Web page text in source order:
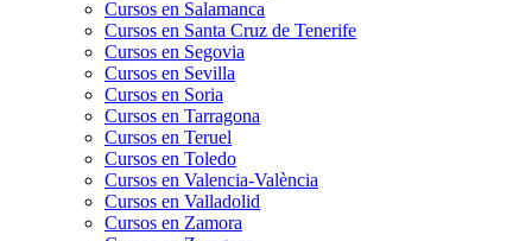
Cursos en Salamanca
Cursos en Santa Cruz de Tenerife
Cursos en Segovia
Cursos en Sevilla
Cursos en Soria
Cursos en Tarragona
Cursos en Teruel
Cursos en Toledo
Cursos en Valencia-València
Cursos en Valladolid
Cursos en Zamora